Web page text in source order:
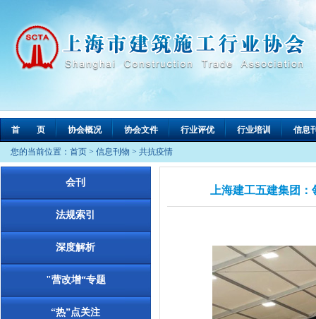
首 页 协会概况 协会文件 行业评优 行业培训 信息
您的当前位置： 首页 > 信息刊物 > 共抗疫情
会刊
法规索引
深度解析
"营改增“专题
“热”点关注
上海建工五建集团